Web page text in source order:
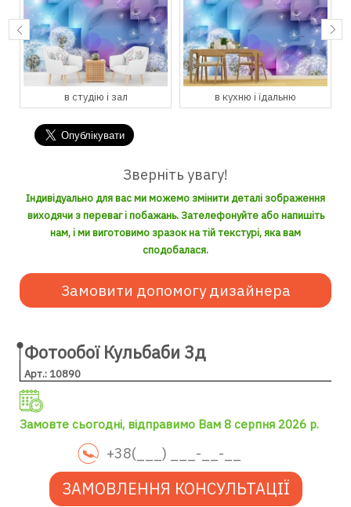
в студію і зал в кухню і їдальню
Зверніть увагу!
Індивідуально для вас ми можемо змінити деталі зображення
виходячи з переваг і побажань. Зателефонуйте або напишіть
нам, і ми виготовимо зразок на тій текстурі, яка вам
сподобалася.
Замовити допомогу дизайнера
Фотообої Кульбаби 3д
Арт.: 10890
Замовте сьогодні, відправимо Вам 8 серпня 2026 р.
ЗАМОВЛЕННЯ КОНСУЛЬТАЦІЇ